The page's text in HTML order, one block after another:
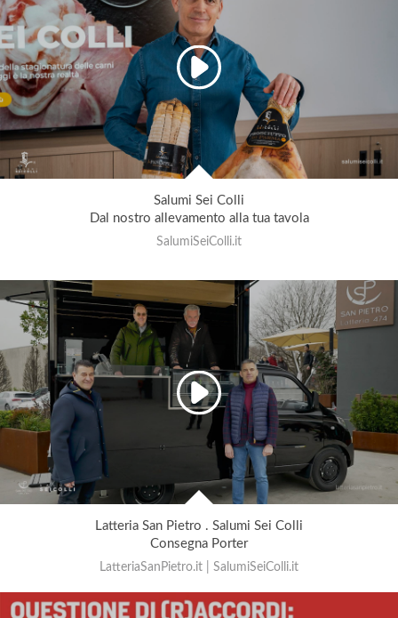
Salumi Sei Colli
Dal nostro allevamento alla tua tavola
SalumiSeiColli.it
Latteria San Pietro . Salumi Sei Colli
Consegna Porter
LatteriaSanPietro.it | SalumiSeiColli.it